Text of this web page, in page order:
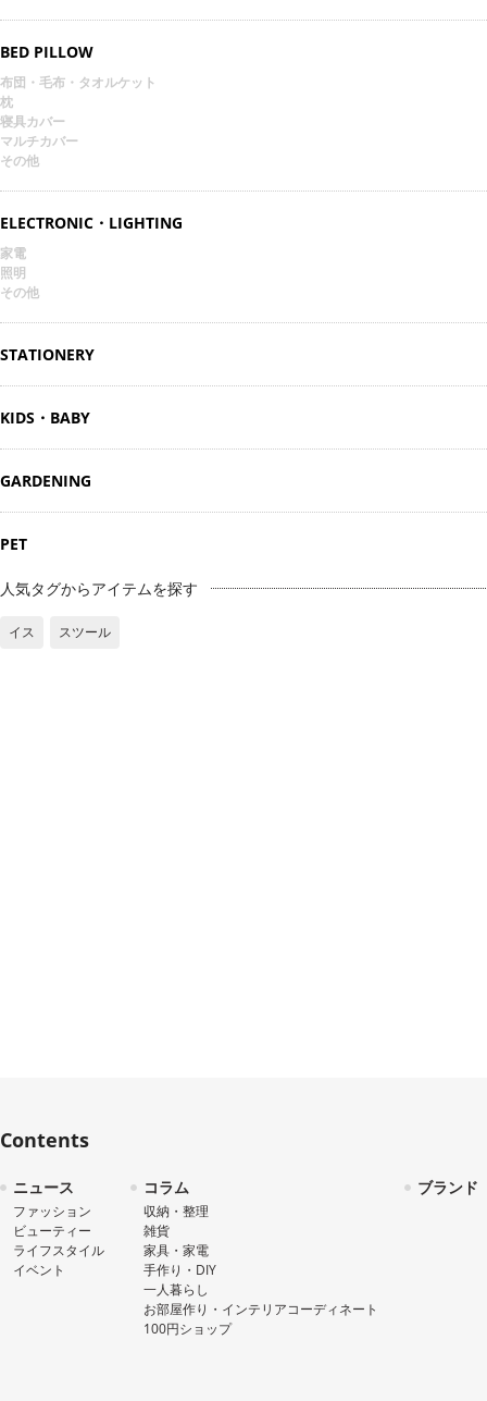
BED PILLOW
布団・毛布・タオルケット
枕
寝具カバー
マルチカバー
その他
ELECTRONIC・LIGHTING
家電
照明
その他
STATIONERY
KIDS・BABY
GARDENING
PET
人気タグからアイテムを探す
イス スツール
Contents
ニュース
ファッション
ビューティー
ライフスタイル
イベント
コラム
収納・整理
雑貨
家具・家電
手作り・DIY
一人暮らし
お部屋作り・インテリアコーディネート
100円ショップ
ブランド